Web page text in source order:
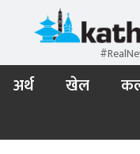
अर्थ खेल